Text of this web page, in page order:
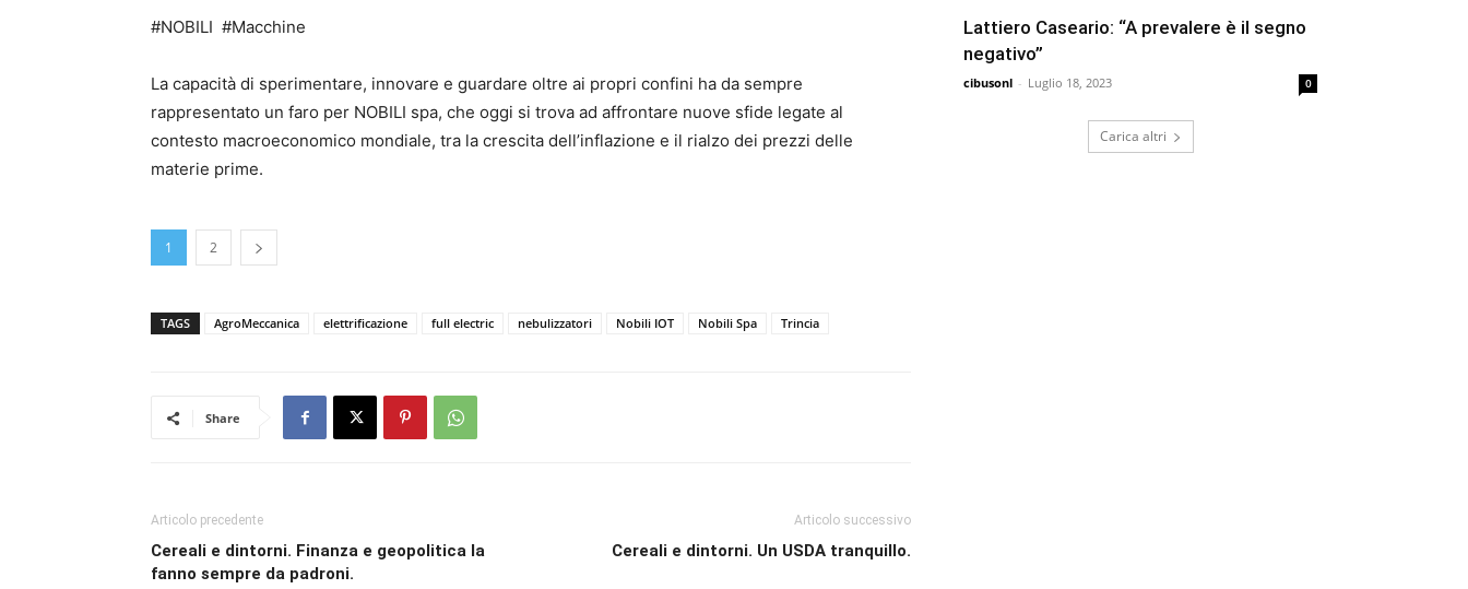
#NOBILI #Macchine
La capacità di sperimentare, innovare e guardare oltre ai propri confini ha da sempre
rappresentato un faro per NOBILI spa, che oggi si trova ad affrontare nuove sfide legate al
contesto macroeconomico mondiale, tra la crescita dell’inflazione e il rialzo dei prezzi delle
materie prime.
1 2
TAGS AgroMeccanica elettrificazione full electric nebulizzatori Nobili IOT Nobili Spa Trincia
Share
Articolo precedente
Cereali e dintorni. Finanza e geopolitica la
fanno sempre da padroni.
Articolo successivo
Cereali e dintorni. Un USDA tranquillo.
Lattiero Caseario: “A prevalere è il segno
negativo”
cibusonl - Luglio 18, 2023 0
Carica altri